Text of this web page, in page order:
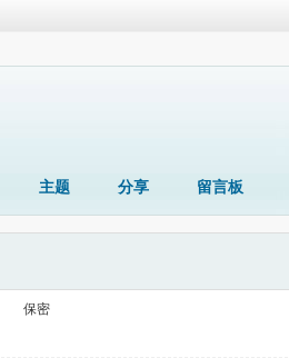
主题 分享 留言板
保密